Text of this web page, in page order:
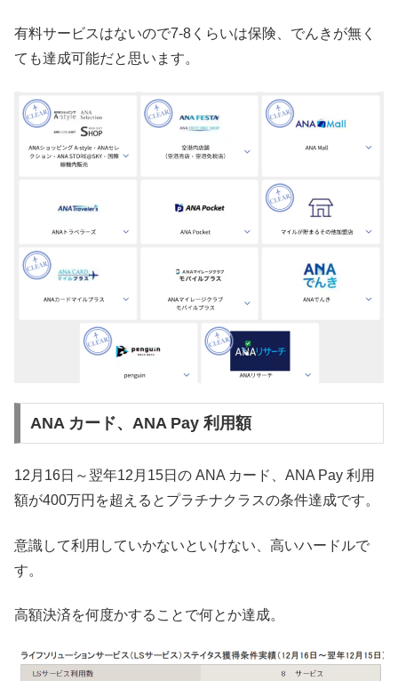
有料サービスはないので7-8くらいは保険、でんきが無く
ても達成可能だと思います。
ANA カード、ANA Pay 利用額
12月16日～翌年12月15日の ANA カード、ANA Pay 利用
額が400万円を超えるとプラチナクラスの条件達成です。
意識して利用していかないといけない、高いハードルで
す。
高額決済を何度かすることで何とか達成。